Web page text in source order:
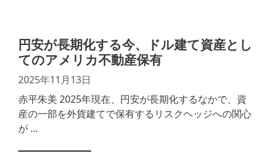
ー
円安が長期化する今、ドル建て資産とし
てのアメリカ不動産保有
2025年11月13日
赤平朱美 2025年現在、円安が長期化するなかで、資
産の一部を外貨建てで保有するリスクヘッジへの関心
が …